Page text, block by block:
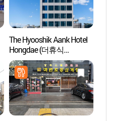
The Hyooshik Aank Hotel
Hongdae (더휴식
아늑호텔 홍대점)